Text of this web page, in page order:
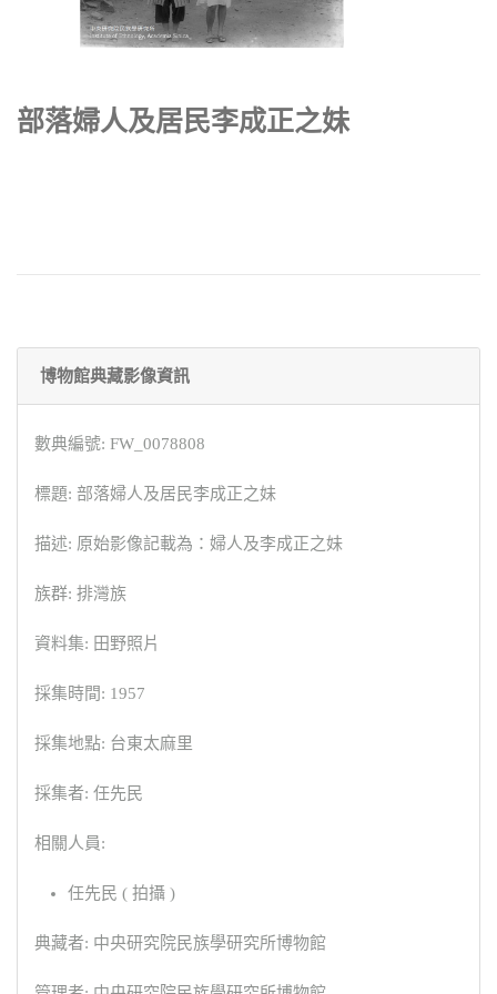
部落婦人及居民李成正之妹
博物館典藏影像資訊
數典編號: FW_0078808
標題: 部落婦人及居民李成正之妹
描述: 原始影像記載為：婦人及李成正之妹
族群: 排灣族
資料集: 田野照片
採集時間: 1957
採集地點: 台東太麻里
採集者: 任先民
相關人員:
任先民 ( 拍攝 )
典藏者: 中央研究院民族學研究所博物館